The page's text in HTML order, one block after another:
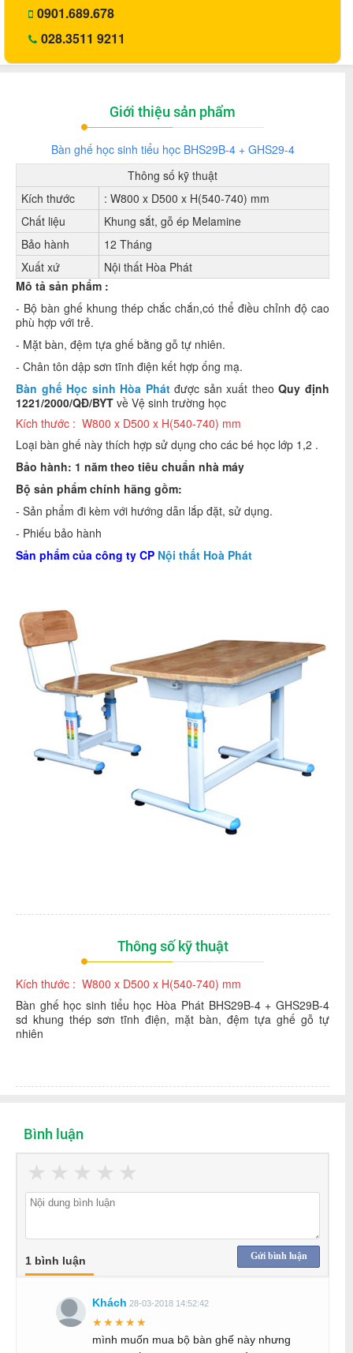
0901.689.678
028.3511 9211
Giới thiệu sản phẩm
Bàn ghế học sinh tiểu học BHS29B-4 + GHS29-4
Thông số kỹ thuật
Kích thước
: W800 x D500 x H(540-740) mm
Chất liệu
Khung sắt, gỗ ép Melamine
Bảo hành
12 Tháng
Xuất xứ
Nội thất Hòa Phát
Mô tả sản phẩm :
- Bộ bàn ghế khung thép chắc chắn,có thể điều chỉnh độ cao
phù hợp với trẻ.
- Mặt bàn, đệm tựa ghế bằng gỗ tự nhiên.
- Chân tôn dập sơn tĩnh điện kết hợp ống mạ.
Bàn ghế Học sinh Hòa Phát được sản xuất theo Quy định
1221/2000/QĐ/BYT về Vệ sinh trường học
Kích thước : W800 x D500 x H(540-740) mm
Loại bàn ghế này thích hợp sử dụng cho các bé học lớp 1,2 .
Bảo hành: 1 năm theo tiêu chuẩn nhà máy
Bộ sản phẩm chính hãng gồm:
- Sản phẩm đi kèm với hướng dẫn lắp đặt, sử dụng.
- Phiếu bảo hành
Sản phẩm của công ty CP Nội thất Hoà Phát
Thông số kỹ thuật
Kích thước : W800 x D500 x H(540-740) mm
Bàn ghế học sinh tiểu học Hòa Phát BHS29B-4 + GHS29B-4
sd khung thép sơn tĩnh điện, mặt bàn, đệm tựa ghế gỗ tự
nhiên
Bình luận
★
★
★
★
★
Gửi bình luận
1 bình luận
Khách 28-03-2018 14:52:42
★★★★★
mình muốn mua bộ bàn ghế này nhưng